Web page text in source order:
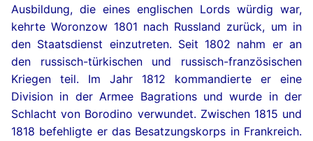
Ausbildung, die eines englischen Lords würdig war,
kehrte Woronzow 1801 nach Russland zurück, um in
den Staatsdienst einzutreten. Seit 1802 nahm er an
den russisch-türkischen und russisch-französischen
Kriegen teil. Im Jahr 1812 kommandierte er eine
Division in der Armee Bagrations und wurde in der
Schlacht von Borodino verwundet. Zwischen 1815 und
1818 befehligte er das Besatzungskorps in Frankreich.